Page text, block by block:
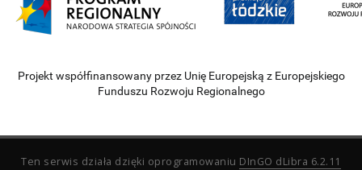
Projekt współfinansowany przez Unię Europejską z Europejskiego
Funduszu Rozwoju Regionalnego
Ten serwis działa dzięki oprogramowaniu DInGO dLibra 6.2.11